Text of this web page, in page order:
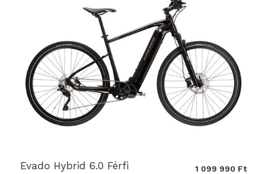
Evado Hybrid 6.0 Férfi 1 099 990 Ft